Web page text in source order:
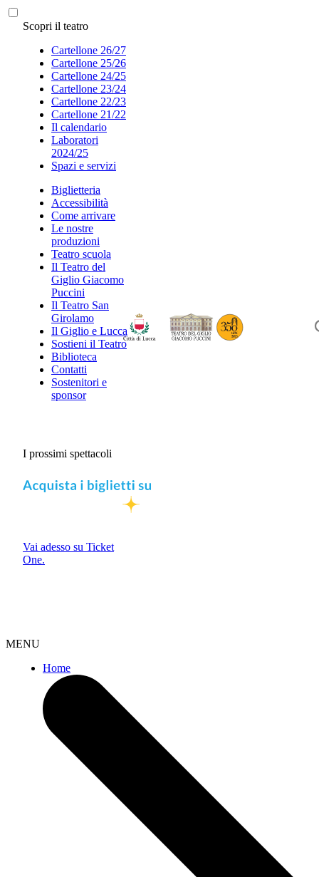
Scopri il teatro
Cartellone 26/27
Cartellone 25/26
Cartellone 24/25
Cartellone 23/24
Cartellone 22/23
Cartellone 21/22
Il calendario
Laboratori
2024/25
Spazi e servizi
Biglietteria
Accessibilità
Come arrivare
Le nostre
produzioni
Teatro scuola
Il Teatro del
Giglio Giacomo
Puccini
Il Teatro San
Girolamo
Il Giglio e Lucca
Sostieni il Teatro
Biblioteca
Contatti
Sostenitori e
sponsor
I prossimi spettacoli
Vai adesso su Ticket
One.
MENU
Home